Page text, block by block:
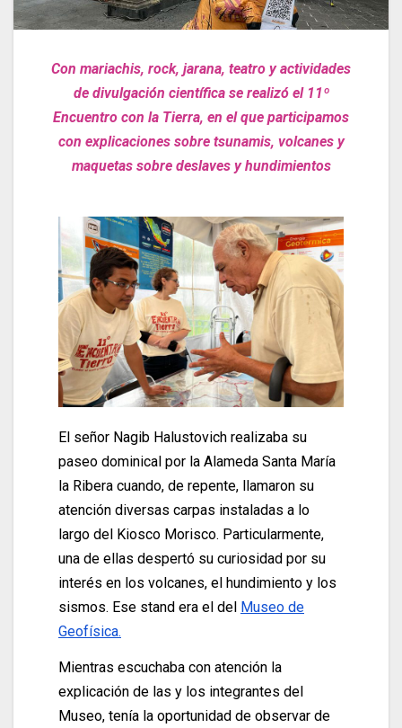
Con mariachis, rock, jarana, teatro y actividades
de divulgación científica se realizó el 11º
Encuentro con la Tierra, en el que participamos
con explicaciones sobre tsunamis, volcanes y
maquetas sobre deslaves y hundimientos
El señor Nagib Halustovich realizaba su
paseo dominical por la Alameda Santa María
la Ribera cuando, de repente, llamaron su
atención diversas carpas instaladas a lo
largo del Kiosco Morisco. Particularmente,
una de ellas despertó su curiosidad por su
interés en los volcanes, el hundimiento y los
sismos. Ese stand era el del Museo de
Geofísica.
Mientras escuchaba con atención la
explicación de las y los integrantes del
Museo, tenía la oportunidad de observar de